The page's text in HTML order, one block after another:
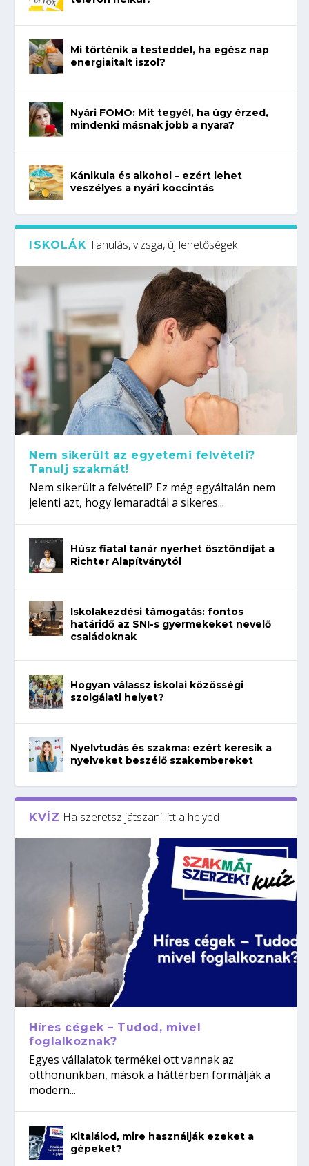
Mi történik a testeddel, ha egész nap
energiaitalt iszol?
Nyári FOMO: Mit tegyél, ha úgy érzed,
mindenki másnak jobb a nyara?
Kánikula és alkohol – ezért lehet
veszélyes a nyári koccintás
ISKOLÁK Tanulás, vizsga, új lehetőségek
Nem sikerült az egyetemi felvételi?
Tanulj szakmát!
Nem sikerült a felvételi? Ez még egyáltalán nem
jelenti azt, hogy lemaradtál a sikeres...
Húsz fiatal tanár nyerhet ösztöndíjat a
Richter Alapítványtól
Iskolakezdési támogatás: fontos
határidő az SNI-s gyermekeket nevelő
családoknak
Hogyan válassz iskolai közösségi
szolgálati helyet?
Nyelvtudás és szakma: ezért keresik a
nyelveket beszélő szakembereket
KVÍZ Ha szeretsz játszani, itt a helyed
Híres cégek – Tudod, mivel
foglalkoznak?
Egyes vállalatok termékei ott vannak az
otthonunkban, mások a háttérben formálják a
modern...
Kitalálod, mire használják ezeket a
gépeket?